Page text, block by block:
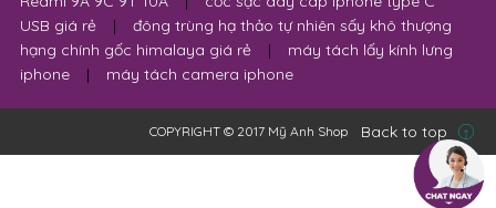
USB giá rẻ
|
đông trùng hạ thảo tự nhiên sấy khô thượng
hạng chính gốc himalaya giá rẻ
|
máy tách lấy kính lưng
iphone
| máy tách camera iphone
COPYRIGHT © 2017 Mỹ Anh Shop Back to top